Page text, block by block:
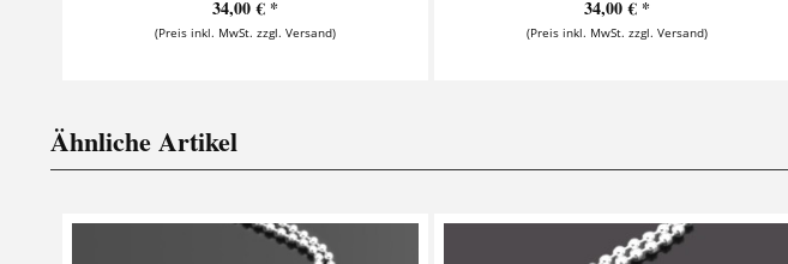
34,00 € *
(Preis inkl. MwSt. zzgl. Versand)
34,00 € *
(Preis inkl. MwSt. zzgl. Versand)
Ähnliche Artikel